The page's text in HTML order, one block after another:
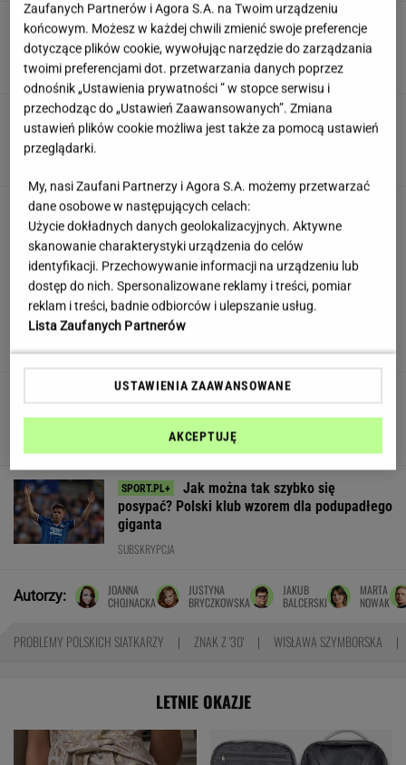
Po tym programie zajrzałam do
piwnicy. Znalazłam skarby warte krocie
ANNA GOWOREK
Quiz językowy: Większość Polaków niestety
myli te słowa. A ty?
Skłodowska na banknocie?
Zadecydowała interwencja polskiego ministra
SUBSKRYPCJA
Kulisy zmian w "halo tu polsat".
"Cichopek źle wypadła w badaniach"
Tragiczna śmierci Łukasza Litewki. Kierowca
pierwszy raz zabrał głos
Jak można tak szybko się
posypać? Polski klub wzorem dla podupadłego
giganta
SUBSKRYPCJA
Autorzy:
JOANNA
CHOJNACKA
JUSTYNA
BRYCZKOWSKA
JAKUB
BALCERSKI
MARTA
NOWAK
PROBLEMY POLSKICH SIATKARZY ZNAK Z '30' WISŁAWA SZYMBORSKA
LETNIE OKAZJE
Zaufanych Partnerów i Agora S.A. na Twoim urządzeniu
końcowym. Możesz w każdej chwili zmienić swoje preferencje
dotyczące plików cookie, wywołując narzędzie do zarządzania
twoimi preferencjami dot. przetwarzania danych poprzez
odnośnik „Ustawienia prywatności ” w stopce serwisu i
przechodząc do „Ustawień Zaawansowanych”. Zmiana
ustawień plików cookie możliwa jest także za pomocą ustawień
przeglądarki.
My, nasi Zaufani Partnerzy i Agora S.A. możemy przetwarzać
dane osobowe w następujących celach:
Użycie dokładnych danych geolokalizacyjnych. Aktywne
skanowanie charakterystyki urządzenia do celów
identyfikacji. Przechowywanie informacji na urządzeniu lub
dostęp do nich. Spersonalizowane reklamy i treści, pomiar
reklam i treści, badnie odbiorców i ulepszanie usług.
Lista Zaufanych Partnerów
USTAWIENIA ZAAWANSOWANE
AKCEPTUJĘ